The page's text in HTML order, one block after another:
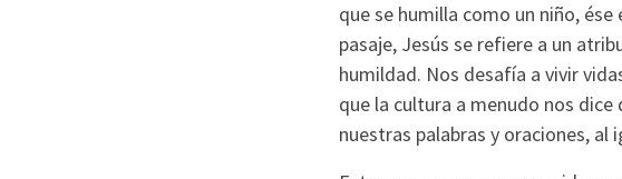
que se humilla como un niño,
pasaje, Jesús se refiere a un
humildad. Nos desafía a vivir
que la cultura a menudo nos
nuestras palabras y oraciones, al